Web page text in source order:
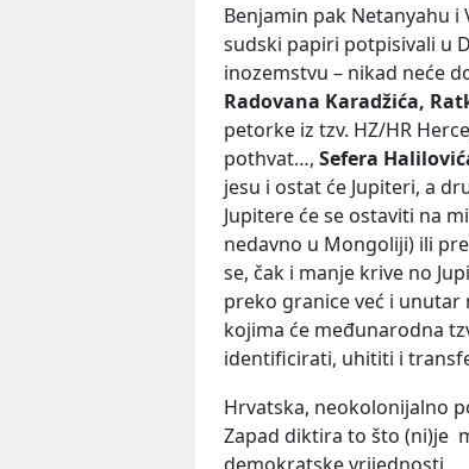
Benjamin pak Netanyahu
sudski papiri potpisivali u
inozemstvu – nikad neće
Radovana Karadžića,
petorke iz tzv. HZ/HR
pothvat…, Sefera
jesu i ostat će Jupiteri, a
Jupitere će se ostaviti na
nedavno u Mongoliji) ili
se, čak i manje krive no
preko granice već i
kojima će međunarodna
identificirati, uhititi i
Hrvatska, neokolonijalno
Zapad diktira to što (ni)je